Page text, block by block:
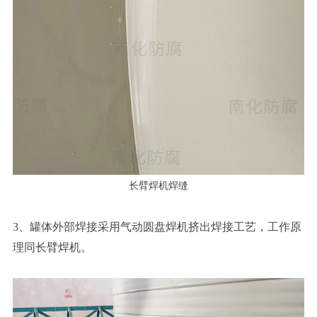
长臂焊机焊缝
3、罐体外部焊接采用气动圆盘焊机挤出焊接工艺，工作原
理同长臂焊机。